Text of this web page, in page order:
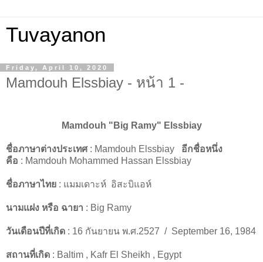
Tuvayanon
Friday, April 10, 2020
Mamdouh Elssbiay - หน้า 1 -
Mamdouh "Big Ramy" Elssbiay
ชื่อภาษาต่างประเทศ: Mamdouh Elssbiay
อีกชื่อหนึ่ง
คือ : Mamdouh Mohammed Hassan Elssbiay
ชื่อภาษาไทย : แมมเดาะห์ อิสะบิแอห์
นามแฝง หรือ ฉายา : Big Ramy
วันเดือนปีที่เกิด : 16 กันยายน พ.ศ.2527 / September 16, 1984
สถานที่เกิด : Baltim , Kafr El Sheikh , Egypt